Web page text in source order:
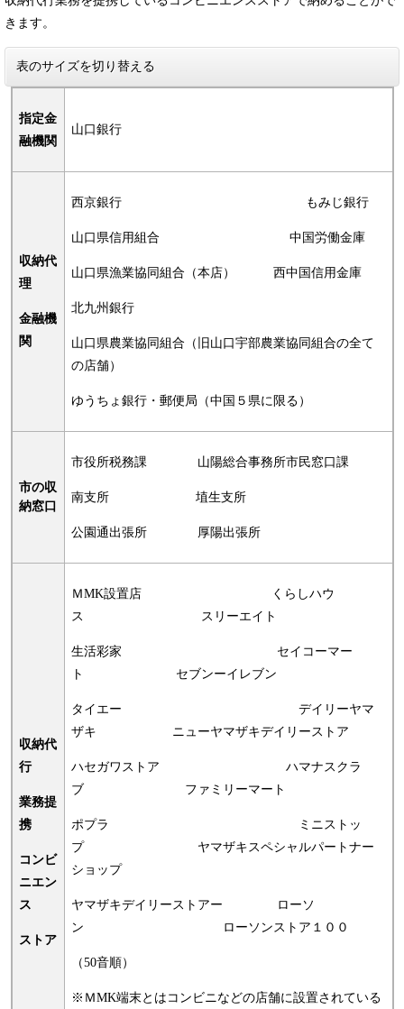
きます。
表のサイズを切り替える
指定金
融機関
山口銀行
収納代
理
金融機
関
西京銀行 もみじ銀行
山口県信用組合 中国労働金庫
山口県漁業協同組合（本店） 西中国信用金庫
北九州銀行
山口県農業協同組合（旧山口宇部農業協同組合の全て
の店舗）
ゆうちょ銀行・郵便局（中国５県に限る）
市の収
納窓口
市役所税務課 山陽総合事務所市民窓口課
南支所 埴生支所
公園通出張所 厚陽出張所
収納代
行
業務提
携
コンビ
ニエン
ス
ストア
ＭMK設置店 くらしハウ
ス スリーエイト
生活彩家 セイコーマー
ト セブンーイレブン
タイエー デイリーヤマ
ザキ ニューヤマザキデイリーストア
ハセガワストア ハマナスクラ
ブ ファミリーマート
ポプラ ミニストッ
プ ヤマザキスペシャルパートナー
ショップ
ヤマザキデイリーストアー ローソ
ン ローソンストア１００
（50音順）
※ＭMK端末とはコンビニなどの店舗に設置されている